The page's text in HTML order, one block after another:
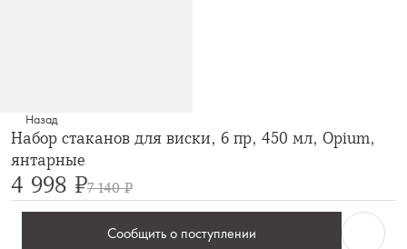
Назад
Набор стаканов для виски, 6 пр, 450 мл, Opium,
янтарные
4 998 ₽7 140 ₽
Сообщить о поступлении